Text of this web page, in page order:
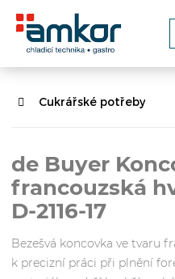
Cukrářské potřeby
de Buyer
francouzská
D-2116-17
Bezešvá koncovka ve tvaru
k precizní práci při plnění